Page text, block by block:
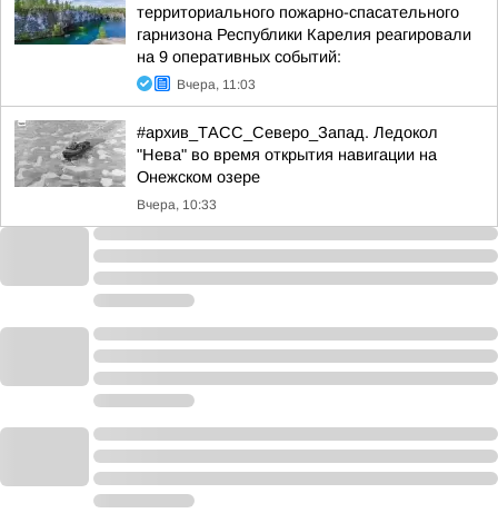
территориального пожарно-спасательного
гарнизона Республики Карелия реагировали
на 9 оперативных событий:
Вчера, 11:03
#архив_ТАСС_Северо_Запад. Ледокол
"Нева" во время открытия навигации на
Онежском озере
Вчера, 10:33